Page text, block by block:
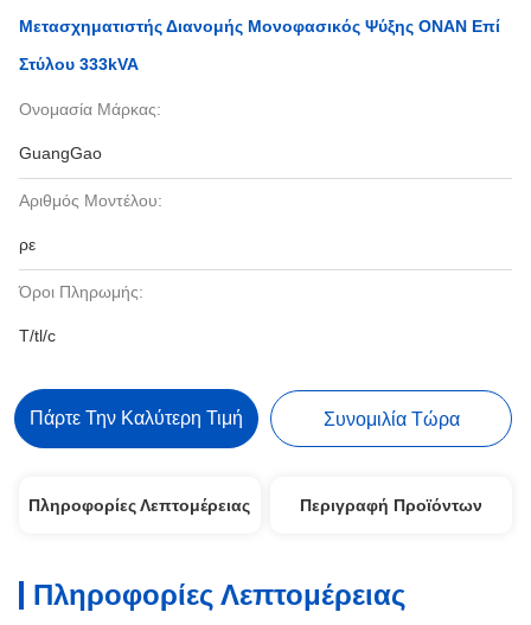
Μετασχηματιστής Διανομής Μονοφασικός Ψύξης ONAN Επί
Στύλου 333kVA
Ονομασία Μάρκας:
GuangGao
Αριθμός Μοντέλου:
ρε
Όροι Πληρωμής:
T/tl/c
Πάρτε Την Καλύτερη Τιμή Συνομιλία Τώρα
Πληροφορίες Λεπτομέρειας Περιγραφή Προϊόντων
Πληροφορίες Λεπτομέρειας